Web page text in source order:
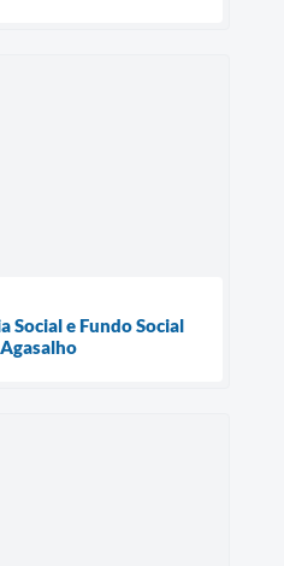
Social e Fundo Social